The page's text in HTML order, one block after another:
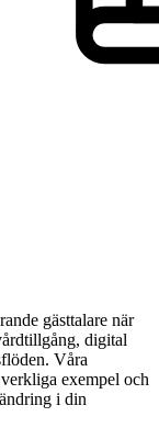
gästtalare när
digital
Våra
exempel och
i din